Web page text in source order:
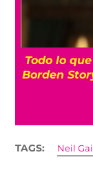
de
la nueva
TAGS: Neil